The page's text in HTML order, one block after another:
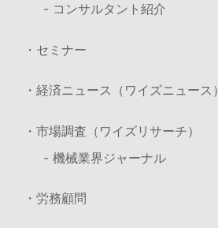
- コンサルタント紹介
・セミナー
・経済ニュース（ワイズニュース）
・市場調査（ワイズリサーチ）
- 機械業界ジャーナル
・労務顧問